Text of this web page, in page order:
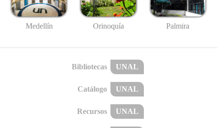
Medellín Orinoquía Palmira
Bibliotecas UNAL
Catálogo UNAL
Recursos UNAL